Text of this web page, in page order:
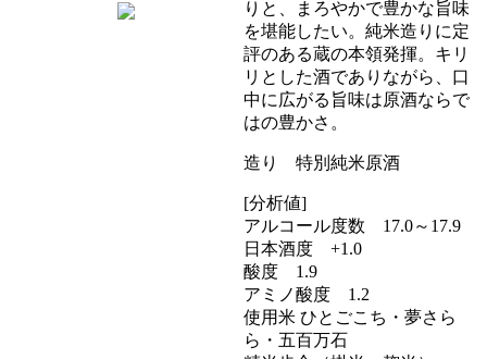
りと、まろやかで豊かな旨味
を堪能したい。純米造りに定
評のある蔵の本領発揮。キリ
リとした酒でありながら、口
中に広がる旨味は原酒ならで
はの豊かさ。
造り 特別純米原酒
[分析値]
アルコール度数 17.0～17.9
日本酒度 +1.0
酸度 1.9
アミノ酸度 1.2
使用米 ひとごこち・夢さら
ら・五百万石